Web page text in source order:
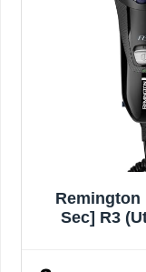
Remington
Sec] R3
Rétractable